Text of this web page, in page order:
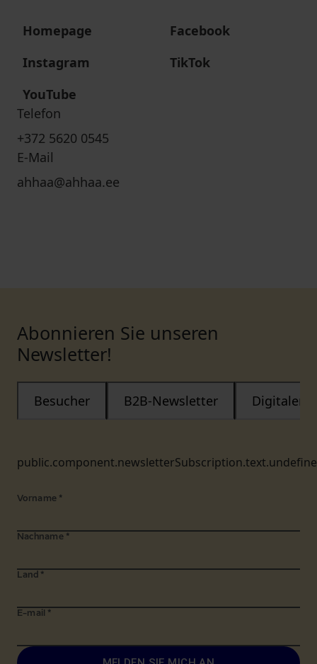
Homepage
Facebook
Instagram
TikTok
YouTube
Telefon
+372 5620 0545
E-Mail
ahhaa@ahhaa.ee
Abonnieren Sie unseren
Newsletter!
Besucher B2B-Newsletter Digitaler
Vorname *
Nachname *
Land *
E-mail *